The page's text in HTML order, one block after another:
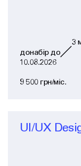
донабір до
10.08.2026
3
9 500 грн/міс.
UI/UX